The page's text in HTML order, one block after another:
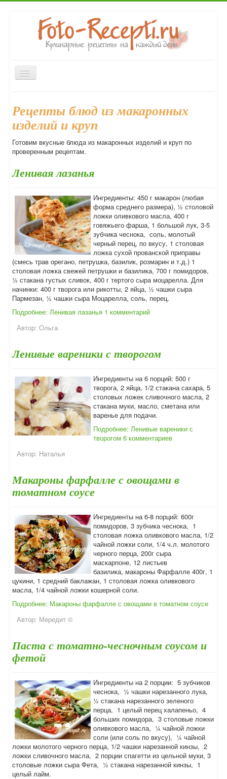
Включить/
выключить
Десерты Выпечка Напитки
Консервирование
Форум
Рецепты блюд из макаронных
изделий и круп
Готовим вкусные блюда из макаронных изделий и круп по
проверенным рецептам.
Ленивая лазанья
Ингредиенты: 450 г макарон (любая
форма среднего размера), ½ столовой
ложки оливкового масла, 400 г
говяжьего фарша, 1 большой лук, 3-5
зубчика чеснока, соль, молотый
черный перец, по вкусу, 1 столовая
ложка сухой прованской приправы
(смесь трав орегано, петрушка, базилик, розмарин и т.д.) 1
столовая ложка свежей петрушки и базилика, 700 г помидоров,
½ стакана густых сливок, 400 г тертого сыра моцарелла. Для
начинки: 400 г творога или рикотты, 2 яйца, ½ чашки сыра
Пармезан, ½ чашки сыра Моцарелла, соль, перец.
Подробнее: Ленивая лазанья 1 комментарий
Автор: Ольга
Ленивые вареники с творогом
Ингредиенты на 6 порций: 500 г
творога, 2 яйца, 1/2 стакана сахара, 5
столовых ложек сливочного масла, 2
стакана муки, масло, сметана или
варенье для подачи.
Подробнее: Ленивые вареники с
творогом 6 комментариев
Автор: Наталья
Макароны фарфалле с овощами в
томатном соусе
Ингредиенты на 6-8 порций: 600г
помидоров, 3 зубчика чеснока, 1
столовая ложка оливкового масла, 1/2
чайной ложки соли, 1/4 ч.л. молотого
черного перца, 200г сыра
маскарпоне, 12 листьев
базилика, макароны Фарфалле 400г, 1
цукини, 1 средний баклажан, 1 столовая ложка оливкового
масла, 1/4 чайной ложки кошерной соли.
Подробнее: Макароны фарфалле с овощами в томатном соусе
Автор: Мередит ©
Паста с томатно-чесночным соусом и
фетой
Ингредиенты на 2 порции: 5 зубчиков
чеснока, ½ чашки нарезанного лука,
½ стакана нарезанного зеленого
перца, 1 целый перец халапеньо, 4
больших помидора, 3 столовые ложки
оливкового масла, ¼ чайной ложки
соли (или соль по вкусу), ¼ чайной
ложки молотого черного перца, 1/2 чашки нарезанной кинзы, 2
ложки сливочного масла, 2 порции спагетти из цельной муки, 3
столовые ложки сыра Фета, ½ стакана нарезанной кинзы, 1
целый лайм.